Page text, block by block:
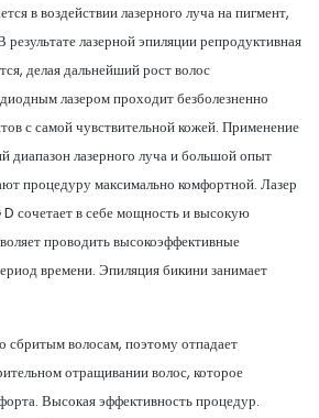
в воздействии лазерного луча на пигмент,
лазерной эпиляции репродуктивная
делая дальнейший рост волос
лазером проходит безболезненно
с самой чувствительной кожей. Применение
диапазон лазерного луча и большой опыт
процедуру максимально комфортной. Лазер
D сочетает в себе мощность и высокую
проводить высокоэффективные
времени. Эпиляция бикини занимает
сбритым волосам, поэтому отпадает
отращивании волос, которое
Высокая эффективность процедур.